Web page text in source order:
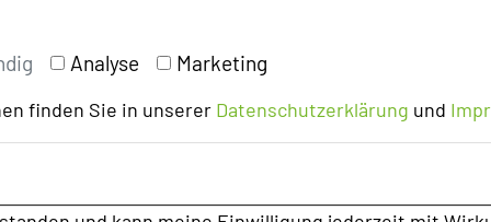
Analyse Marketing
finden Sie in unserer Datenschutzerklärung und
Du mit einer persönlichen Nachricht
eine Chat-Funktion die
noch einfacher. Fast unendlich
Bestellung, Wettervorhersage,
Massage-Termine oder